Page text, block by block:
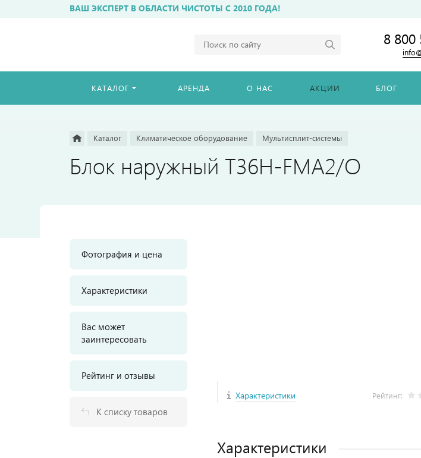
ВАШ ЭКСПЕРТ В ОБЛАСТИ ЧИСТОТЫ С 2010 ГОДА!
8 800
КАТАЛОГ АРЕНДА О НАС АКЦИИ БЛОГ
Каталог Климатическое оборудование Мультисплит-системы
Блок наружный T36H-FMA2/O
Фотография и цена
Характеристики
Вас может
заинтересовать
Рейтинг и отзывы
К списку товаров
Характеристики Рейтинг:
Характеристики